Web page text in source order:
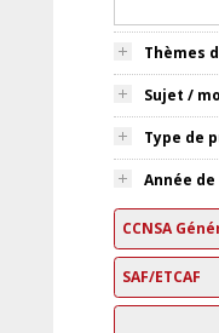
Thèmes
Sujet /
Type de
Année
CCNSA
SAF/ETCAF